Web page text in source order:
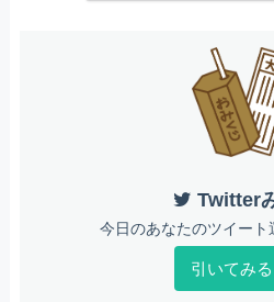
Twitter
今日のあなたのツイート
引いてみる